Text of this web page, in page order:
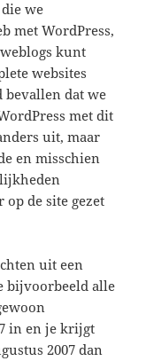
we
met WordPress,
kunt
websites
bevallen dat we
met dit
uit, maar
en misschien
de site gezet
uit een
bijvoorbeeld alle
in en je krijgt
2007 dan